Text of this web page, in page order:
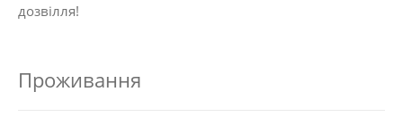
дозвілля!
Проживання